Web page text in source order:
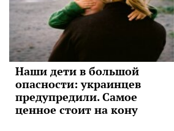
Наши дети в большой
опасности: украинцев
предупредили. Самое
ценное стоит на кону